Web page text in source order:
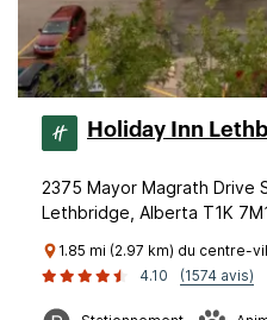
Holiday Inn
2375 Mayor Magrath Drive
Lethbridge, Alberta T1K
1.85 mi (2.97 km) du centre-
4.10
(1574 avis)